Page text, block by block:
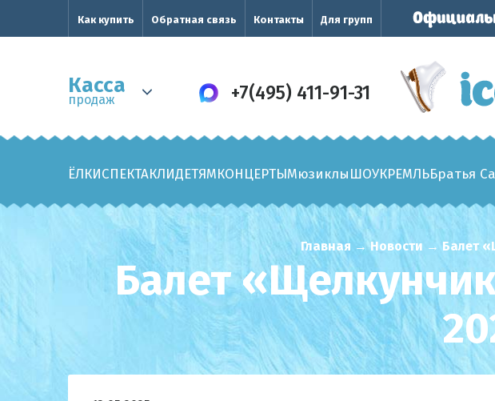
Как купить Обратная связь Контакты Для групп
Касса
продаж +7(495) 411-91-31
ЁЛКИСПЕКТАКЛИДЕТЯМКОНЦЕРТЫМюзиклыШОУКРЕМЛЬБратья
Главная →Новости → Балет
Балет